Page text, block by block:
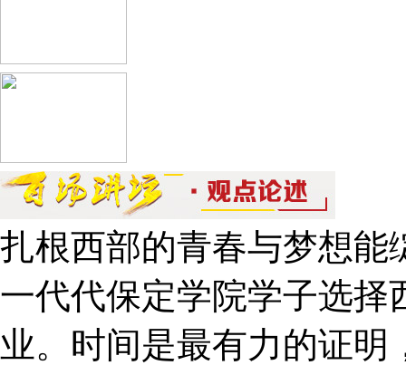
扎根西部的青春与梦想能
一代代保定学院学子选择
业。时间是最有力的证